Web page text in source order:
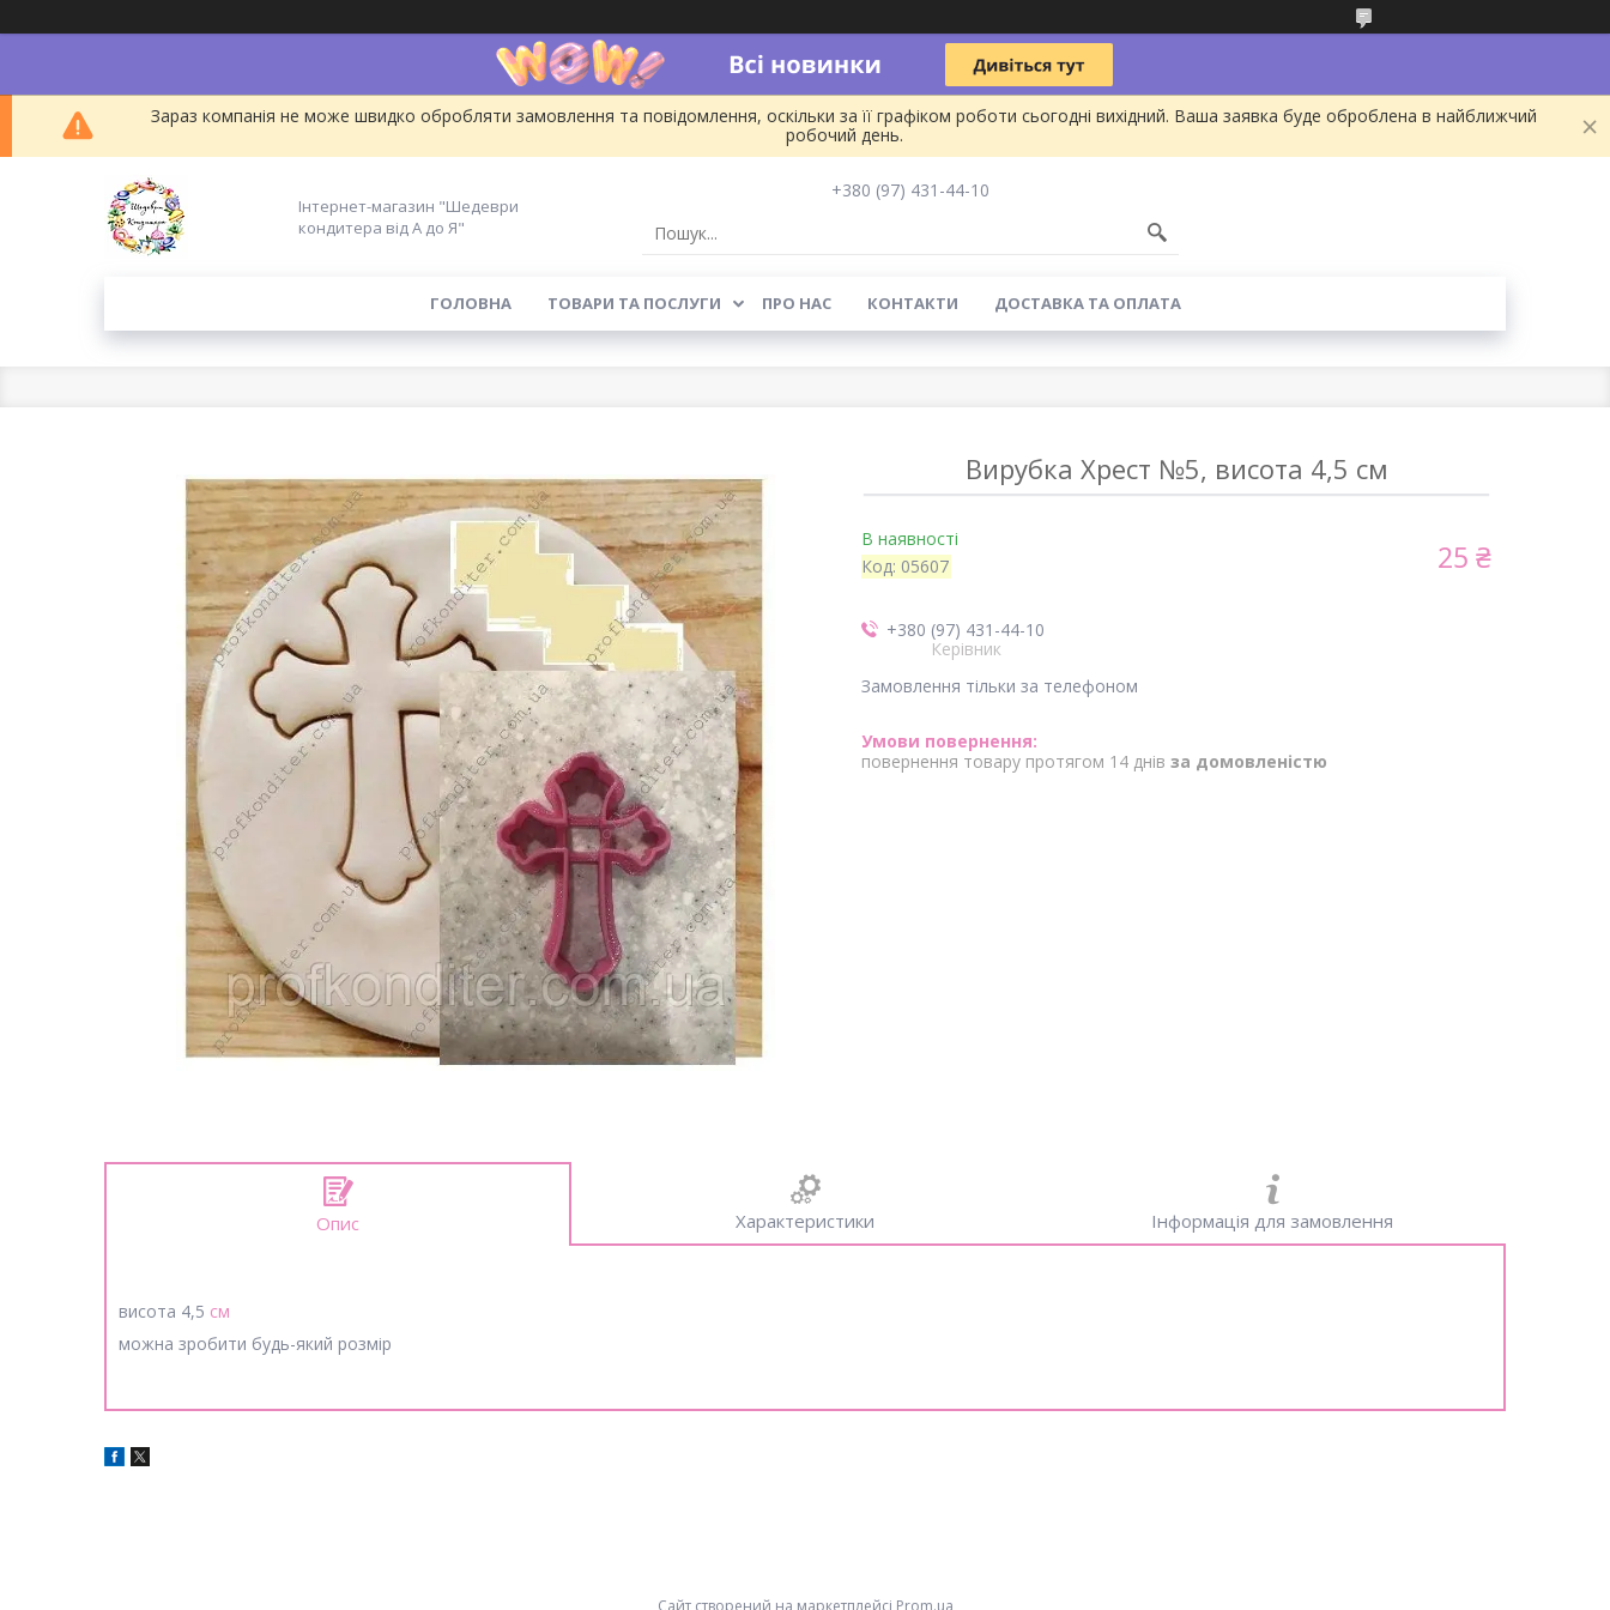
Зараз компанія не може швидко обробляти замовлення та повідомлення, оскільки за її графіком роботи сьогодні вихідний. Ваша заявка буде оброблена в найближчий
робочий день.
Інтернет-магазин "Шедеври
кондитера від А до Я"
+380 (97) 431-44-10
ГОЛОВНА ТОВАРИ ТА ПОСЛУГИ ПРО НАС КОНТАКТИ ДОСТАВКА ТА ОПЛАТА
Вирубка Хрест №5, висота 4,5 см
В наявності
Код: 05607 25 ₴
+380 (97) 431-44-10
Керівник
Замовлення тільки за телефоном
повернення товару протягом 14 днів за домовленістю
Опис Характеристики Інформація для замовлення
висота 4,5 см
можна зробити будь-який розмір
Сайт створений на маркетплейсі Prom.ua